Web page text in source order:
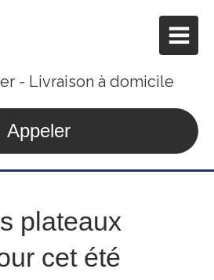
- Livraison à domicile
Appeler
plateaux
cet été